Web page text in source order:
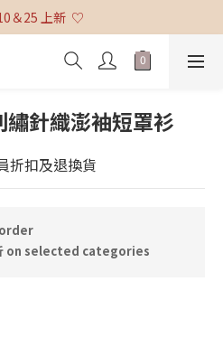
(不含貨到付款及海外配送) ♡
＆25 上新  ♡
(不含貨到付款及海外配送) ♡
繡針織澎袖短罩衫
折扣及退換貨
order
on selected categories